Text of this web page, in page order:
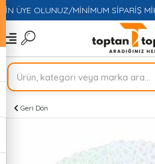
ÜYE OLUNUZ/MİNİMUM SİPARİŞ
Geri Dön